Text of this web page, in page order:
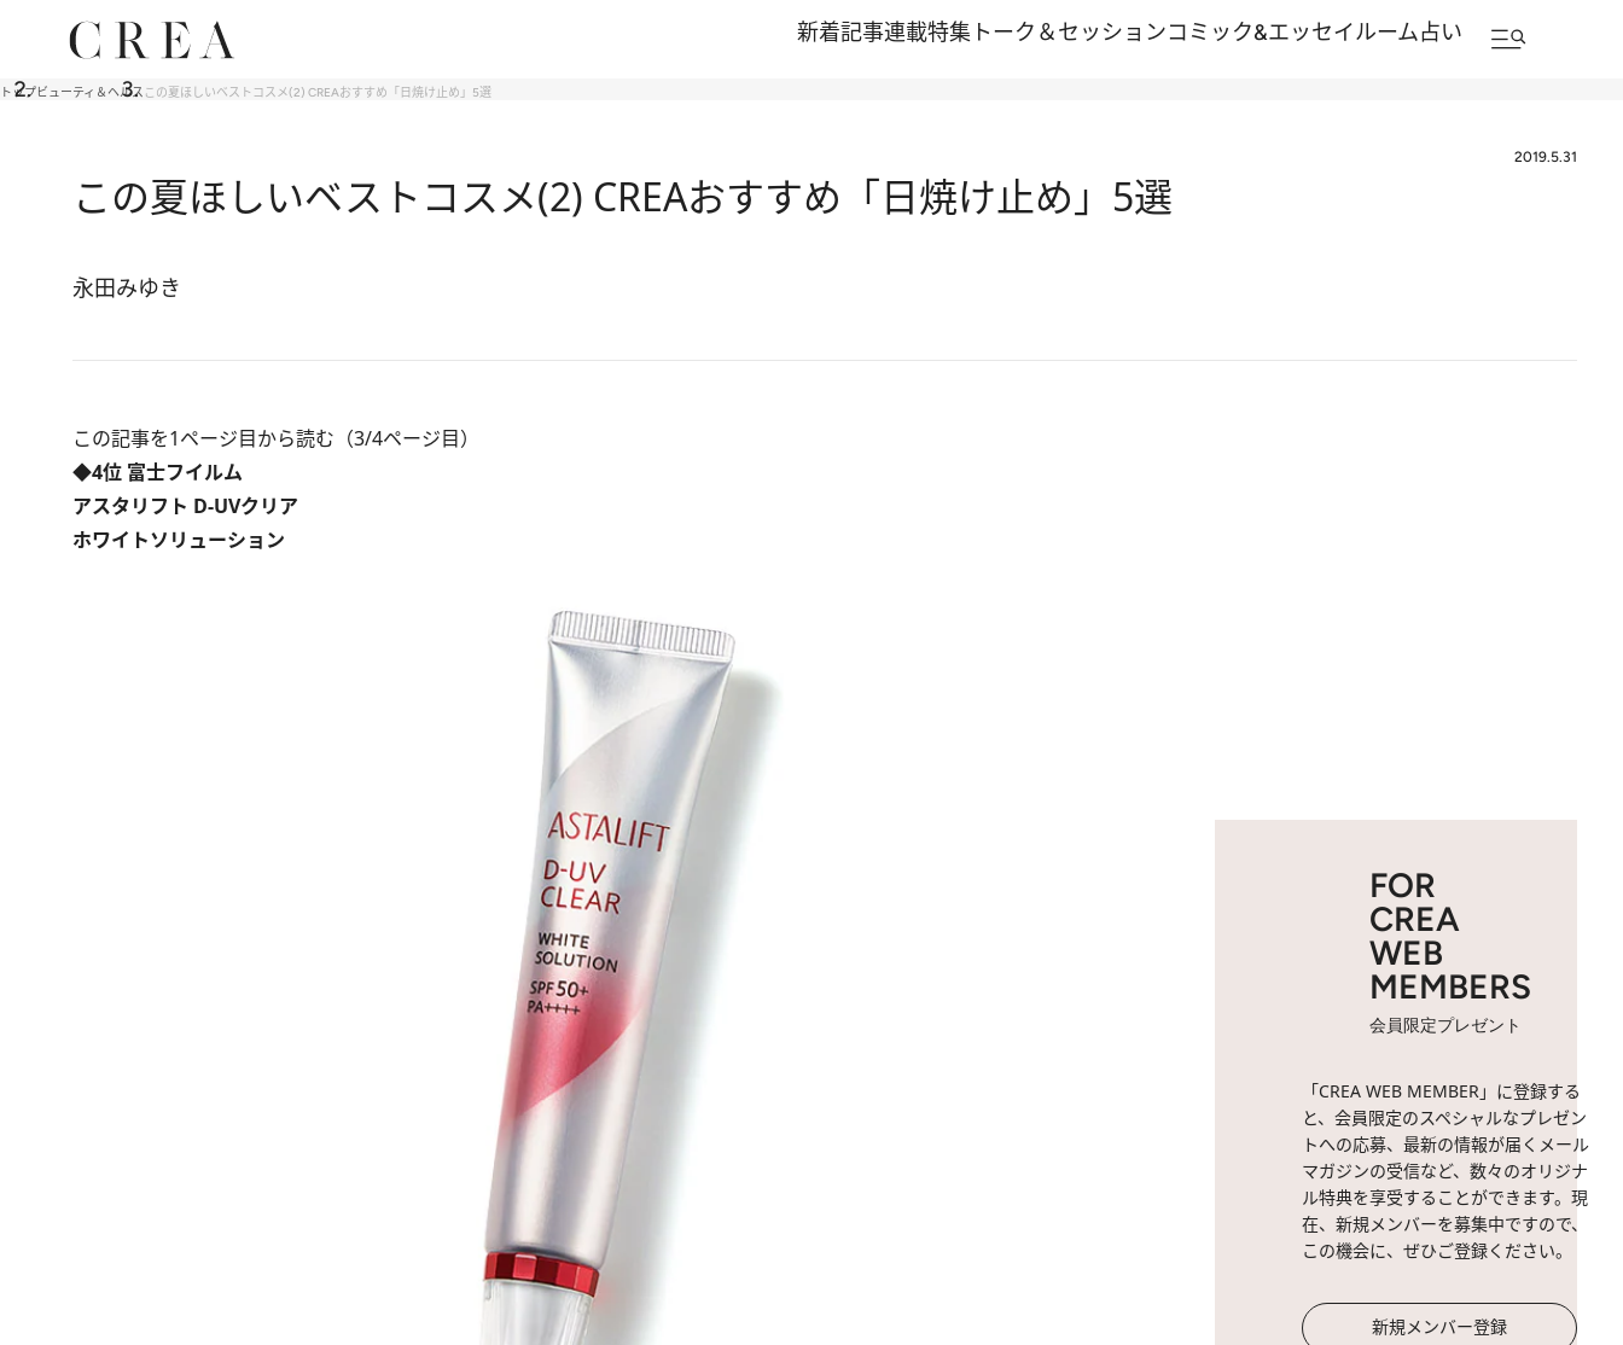
新着記事連載特集 トーク＆セッションコミック&エッセイルーム占い
トップビューティ＆ヘルス この夏ほしいベストコスメ(2) CREAおすすめ「日焼け止め」5選
2019.5.31
この夏ほしいベストコスメ(2) CREAおすすめ「日焼け止め」5選
永田みゆき
この記事を1ページ目から読む（3/4ページ目）
◆4位 富士フイルム
アスタリフト D-UVクリア
ホワイトソリューション
FOR
CREA
WEB
MEMBERS
会員限定プレゼント
「CREA WEB MEMBER」に登録する
と、会員限定のスペシャルなプレゼン
トへの応募、最新の情報が届くメール
マガジンの受信など、数々のオリジナ
ル特典を享受することができます。現
在、新規メンバーを募集中ですので、
この機会に、ぜひご登録ください。
新規メンバー登録